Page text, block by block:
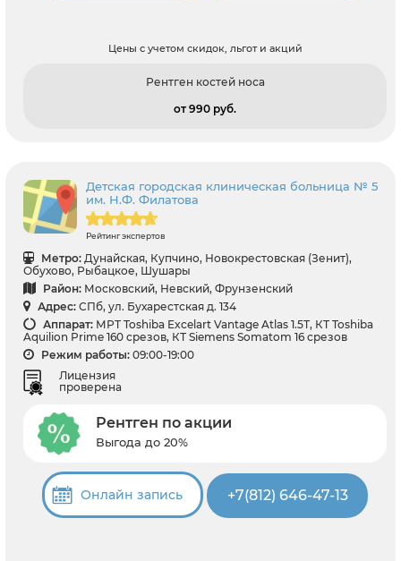
Цены с учетом скидок, льгот и акций
Рентген костей носа
от 990 pуб.
Детская городская клиническая больница № 5
им. Н.Ф. Филатова
Рейтинг экспертов
Метро: Дунайская, Купчино, Новокрестовская (Зенит),
Обухово, Рыбацкое, Шушары
Район: Московский, Невский, Фрунзенский
Адрес: СПб, ул. Бухарестская д. 134
Аппарат: МРТ Toshiba Excelart Vantage Atlas 1.5Т, КТ Toshiba
Aquilion Prime 160 срезов, КТ Siemens Somatom 16 срезов
Режим работы: 09:00-19:00
Лицензия
проверена
Рентген по акции
Выгода до 20%
Онлайн запись +7(812) 646-47-13